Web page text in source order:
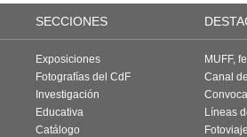
SECCIONES
Exposiciones
Fotografías del CdF
Investigación
Educativa
Catálogo
MUFF,
Canal
Líneas